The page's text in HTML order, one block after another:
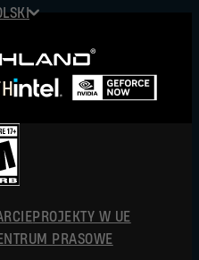
中文
PROJEKTY W UE
PRASOWE